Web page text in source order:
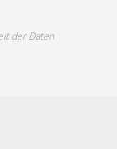
der Daten